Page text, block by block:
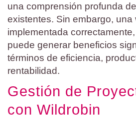
una comprensión profunda
existentes. Sin embargo, una
implementada
puede generar beneficios
términos de eficiencia,
rentabilidad.
Gestión de
con Wildrobin